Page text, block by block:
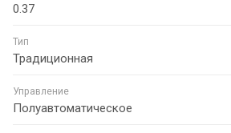
0.37
Тип
Традиционная
Управление
Полуавтоматическое